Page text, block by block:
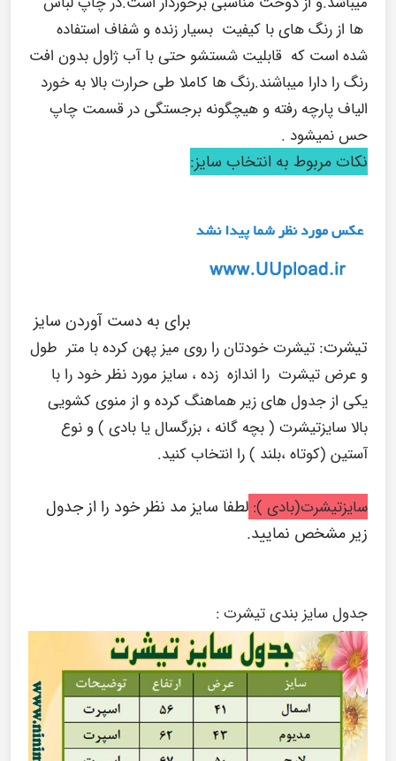
ها از رنگ های با کیفیت بسیار زنده و شفاف استفاده
شده است که قابلیت شستشو حتی با آب ژاول بدون افت
رنگ را دارا میباشند.رنگ ها کاملا طی حرارت بالا به خورد
الیاف پارچه رفته و هیچگونه برجستگی در قسمت چاپ
حس نمیشود .
نکات مربوط به انتخاب سایز:
برای به دست آوردن سایز
تیشرت: تیشرت خودتان را روی میز پهن کرده با متر طول
و عرض تیشرت را اندازه زده ، سایز مورد نظر خود را با
یکی از جدول های زیر هماهنگ کرده و از منوی کشویی
بالا سایزتیشرت ( بچه گانه ، بزرگسال یا بادی ) و نوع
آستین (کوتاه ،بلند ) را انتخاب کنید.
سایزتیشرت(بادی ): لطفا سایز مد نظر خود را از جدول
زیر مشخص نمایید.
جدول سایز بندی تیشرت :